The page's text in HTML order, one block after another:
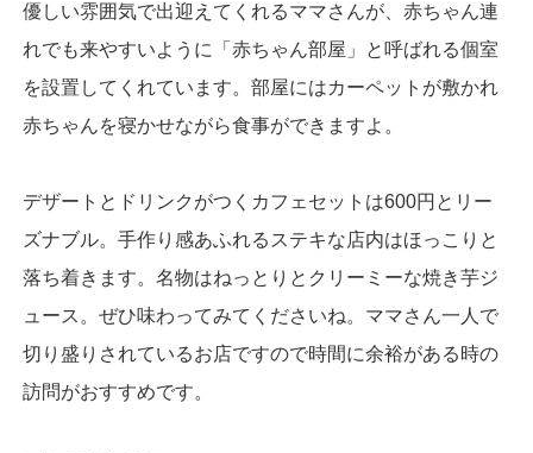
優しい雰囲気で出迎えてくれるママさんが、赤ちゃん連
れでも来やすいように「赤ちゃん部屋」と呼ばれる個室
を設置してくれています。部屋にはカーペットが敷かれ
赤ちゃんを寝かせながら食事ができますよ。
デザートとドリンクがつくカフェセットは600円とリー
ズナブル。手作り感あふれるステキな店内はほっこりと
落ち着きます。名物はねっとりとクリーミーな焼き芋ジ
ュース。ぜひ味わってみてくださいね。ママさん一人で
切り盛りされているお店ですので時間に余裕がある時の
訪問がおすすめです。